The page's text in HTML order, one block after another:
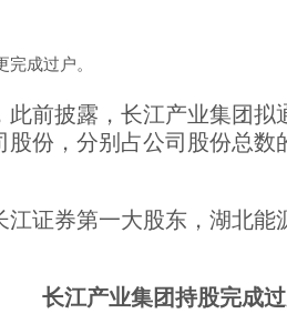
成过户。
此前披露，长江产业集团
份，分别占公司股份总数
江证券第一大股东，湖北
长江产业集团持股完成